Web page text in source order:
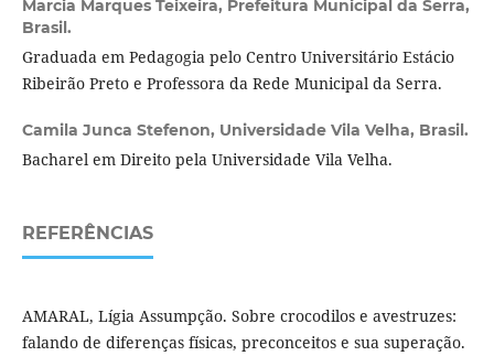
Marcia Marques Teixeira, Prefeitura Municipal da Serra,
Brasil.
Graduada em Pedagogia pelo Centro Universitário Estácio
Ribeirão Preto e Professora da Rede Municipal da Serra.
Camila Junca Stefenon, Universidade Vila Velha, Brasil.
Bacharel em Direito pela Universidade Vila Velha.
REFERÊNCIAS
AMARAL, Lígia Assumpção. Sobre crocodilos e avestruzes:
falando de diferenças físicas, preconceitos e sua superação.